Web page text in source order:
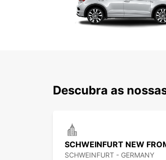
Descubra as
SCHWEINFURT - GERMANY